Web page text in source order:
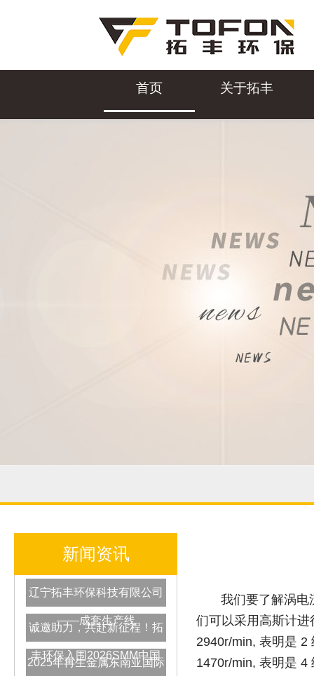
首页 关于拓丰
新闻资讯
辽宁拓丰环保科技有限公司
——成套生产线
诚邀助力，共赴新征程！拓
丰环保入围2026SMM中国
2025年再生金属东南亚国际
我们要了解涡电
们可以采用高斯计
2940r/min, 表明是 2
1470r/min, 表明是 4